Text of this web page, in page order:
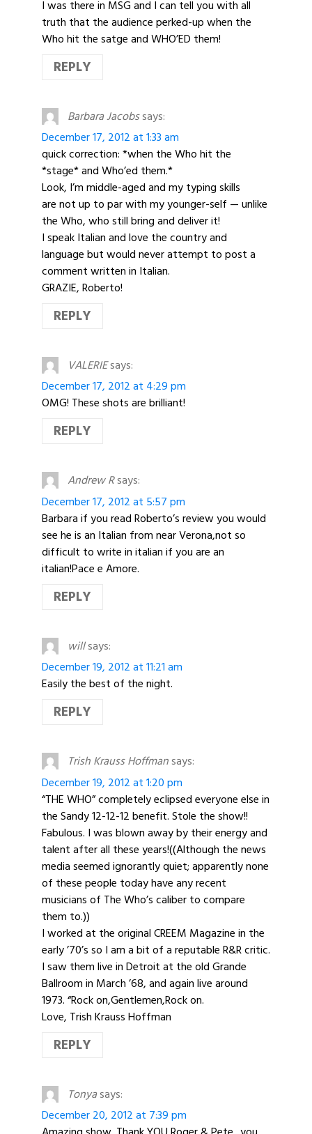
I was there in MSG and I can tell you with all
truth that the audience perked-up when the
Who hit the satge and WHO’ED them!
REPLY
Barbara Jacobssays:
December 17, 2012 at 1:33 am
quick correction: *when the Who hit the
*stage* and Who’ed them.*
Look, I’m middle-aged and my typing skills
are not up to par with my younger-self — unlike
the Who, who still bring and deliver it!
I speak Italian and love the country and
language but would never attempt to post a
comment written in Italian.
GRAZIE, Roberto!
REPLY
VALERIEsays:
December 17, 2012 at 4:29 pm
OMG! These shots are brilliant!
REPLY
Andrew Rsays:
December 17, 2012 at 5:57 pm
Barbara if you read Roberto’s review you would
see he is an Italian from near Verona,not so
difficult to write in italian if you are an
italian!Pace e Amore.
REPLY
willsays:
December 19, 2012 at 11:21 am
Easily the best of the night.
REPLY
Trish Krauss Hoffmansays:
December 19, 2012 at 1:20 pm
“THE WHO” completely eclipsed everyone else in
the Sandy 12-12-12 benefit. Stole the show!!
Fabulous. I was blown away by their energy and
talent after all these years!((Although the news
media seemed ignorantly quiet; apparently none
of these people today have any recent
musicians of The Who’s caliber to compare
them to.))
I worked at the original CREEM Magazine in the
early ’70’s so I am a bit of a reputable R&R critic.
I saw them live in Detroit at the old Grande
Ballroom in March ’68, and again live around
1973. “Rock on,Gentlemen,Rock on.
Love, Trish Krauss Hoffman
REPLY
Tonyasays:
December 20, 2012 at 7:39 pm